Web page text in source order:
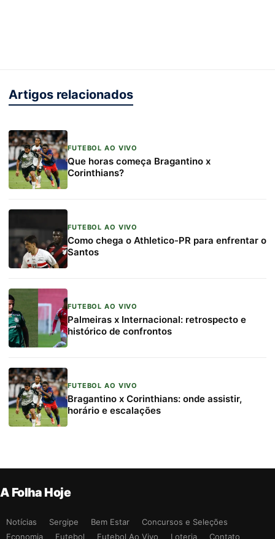
Artigos relacionados
FUTEBOL AO VIVO
Que horas começa Bragantino x
Corinthians?
FUTEBOL AO VIVO
Como chega o Athletico-PR para enfrentar o
Santos
FUTEBOL AO VIVO
Palmeiras x Internacional: retrospecto e
histórico de confrontos
FUTEBOL AO VIVO
Bragantino x Corinthians: onde assistir,
horário e escalações
A Folha Hoje
Notícias Sergipe Bem Estar
Concursos e Seleções
Economia
Futebol Futebol Ao Vivo Loteria Contato